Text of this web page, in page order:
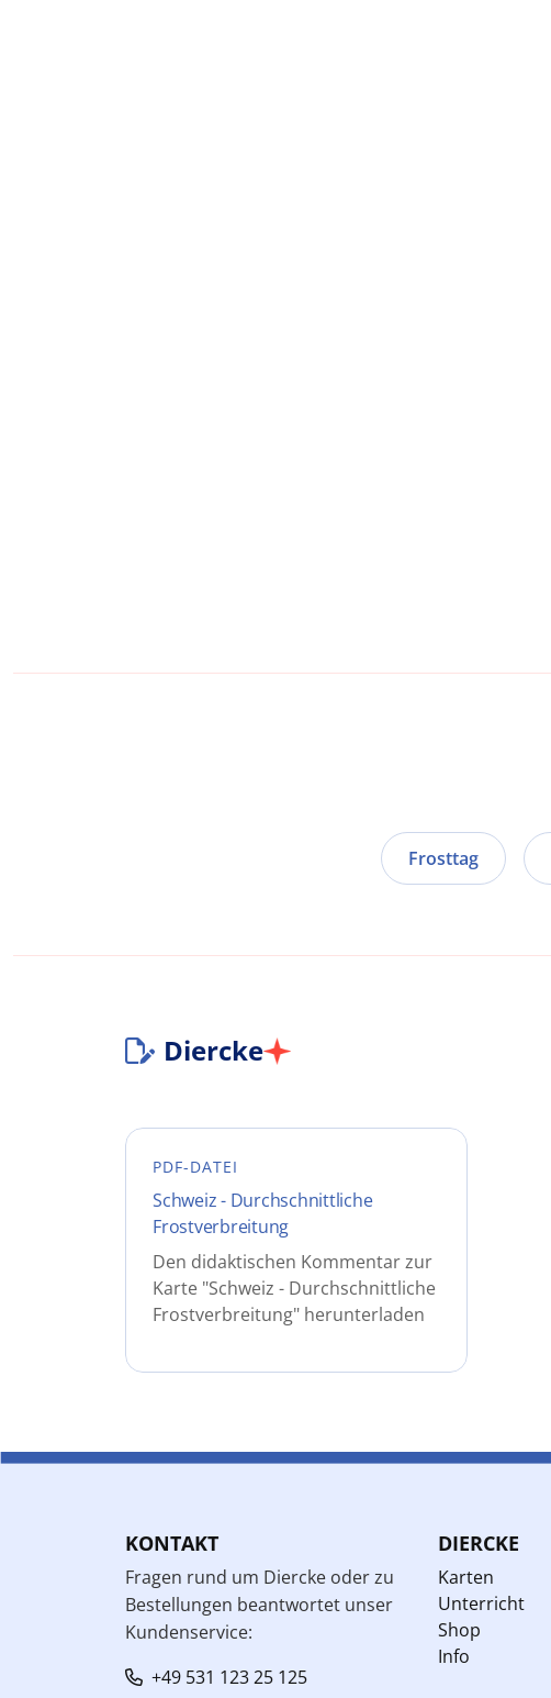
Frosttag
Diercke
PDF-DATEI
Schweiz - Durchschnittliche
Frostverbreitung
Den didaktischen Kommentar zur
Karte "Schweiz - Durchschnittliche
Frostverbreitung" herunterladen
KONTAKT
Fragen rund um Diercke oder zu
Bestellungen beantwortet unser
Kundenservice:
+49 531 123 25 125
DIERCKE
Karten
Unterricht
Shop
Info